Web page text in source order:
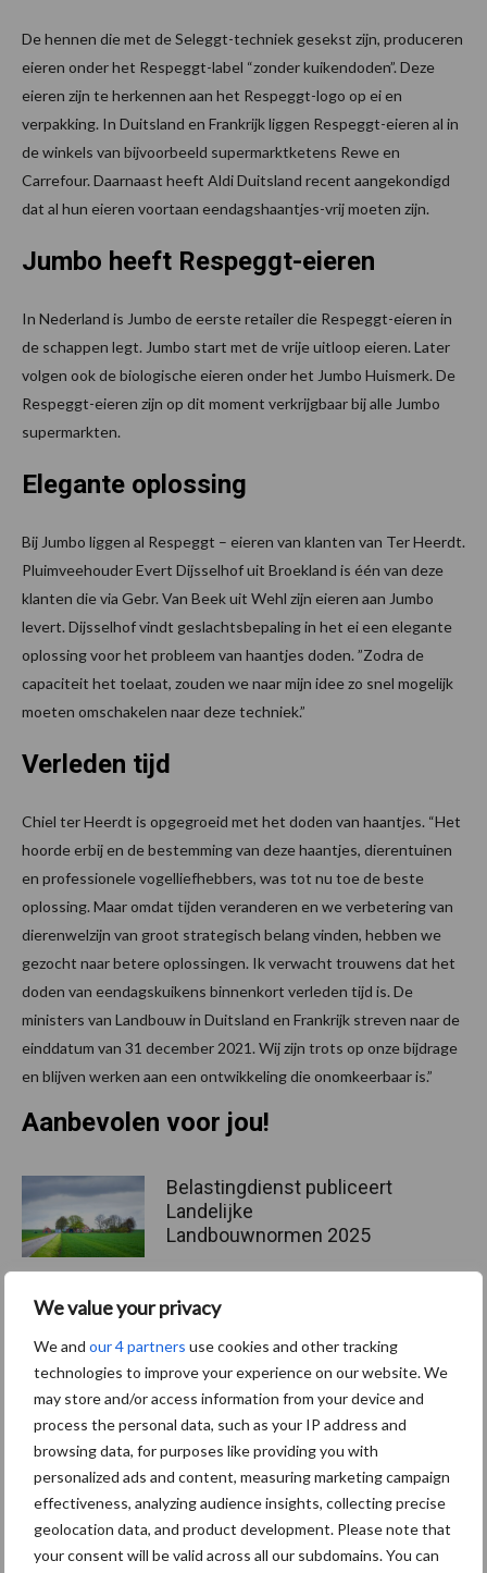
We value your privacy
We and our 4 partners use cookies and other tracking
technologies to improve your experience on our website. We
may store and/or access information from your device and
process the personal data, such as your IP address and
browsing data, for purposes like providing you with
personalized ads and content, measuring marketing campaign
effectiveness, analyzing audience insights, collecting precise
geolocation data, and product development. Please note that
your consent will be valid across all our subdomains. You can
De hennen die met de Seleggt-techniek gesekst zijn, produceren
eieren onder het Respeggt-label “zonder kuikendoden”. Deze
eieren zijn te herkennen aan het Respeggt-logo op ei en
verpakking. In Duitsland en Frankrijk liggen Respeggt-eieren al in
de winkels van bijvoorbeeld supermarktketens Rewe en
Carrefour. Daarnaast heeft Aldi Duitsland recent aangekondigd
dat al hun eieren voortaan eendagshaantjes-vrij moeten zijn.
Jumbo heeft Respeggt-eieren
In Nederland is Jumbo de eerste retailer die Respeggt-eieren in
de schappen legt. Jumbo start met de vrije uitloop eieren. Later
volgen ook de biologische eieren onder het Jumbo Huismerk. De
Respeggt-eieren zijn op dit moment verkrijgbaar bij alle Jumbo
supermarkten.
Elegante oplossing
Bij Jumbo liggen al Respeggt – eieren van klanten van Ter Heerdt.
Pluimveehouder Evert Dijsselhof uit Broekland is één van deze
klanten die via Gebr. Van Beek uit Wehl zijn eieren aan Jumbo
levert. Dijsselhof vindt geslachtsbepaling in het ei een elegante
oplossing voor het probleem van haantjes doden. ”Zodra de
capaciteit het toelaat, zouden we naar mijn idee zo snel mogelijk
moeten omschakelen naar deze techniek.”
Verleden tijd
Chiel ter Heerdt is opgegroeid met het doden van haantjes. “Het
hoorde erbij en de bestemming van deze haantjes, dierentuinen
en professionele vogelliefhebbers, was tot nu toe de beste
oplossing. Maar omdat tijden veranderen en we verbetering van
dierenwelzijn van groot strategisch belang vinden, hebben we
gezocht naar betere oplossingen. Ik verwacht trouwens dat het
doden van eendagskuikens binnenkort verleden tijd is. De
ministers van Landbouw in Duitsland en Frankrijk streven naar de
einddatum van 31 december 2021. Wij zijn trots op onze bijdrage
en blijven werken aan een ontwikkeling die onomkeerbaar is.”
Aanbevolen voor jou!
Belastingdienst publiceert
Landelijke
Landbouwnormen 2025
te bereiden op mogelijke
uitval van het stroomnet
EU-pluimveesector groeit
door, maar tempo vlakt af